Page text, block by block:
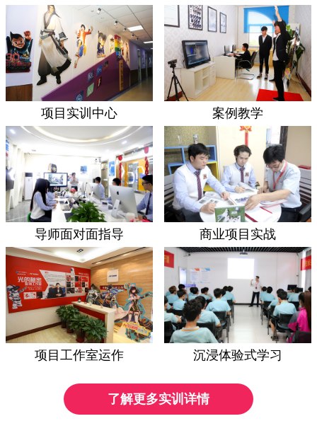
项目实训中心 案例教学
导师面对面指导 商业项目实战
项目工作室运作 沉浸体验式学习
了解更多实训详情